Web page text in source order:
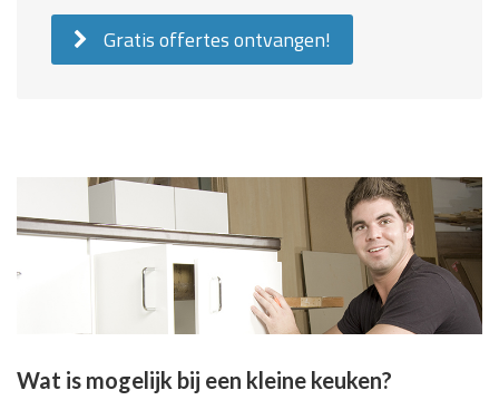
Gratis offertes ontvangen!
Wat is mogelijk bij een kleine keuken?